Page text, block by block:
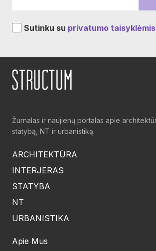
Sutinku su privatumo taisyklėmis
Žurnalas ir naujienų portalas apie
statybą, NT ir urbanistiką.
ARCHITEKTŪRA
INTERJERAS
STATYBA
NT
URBANISTIKA
Apie Mus